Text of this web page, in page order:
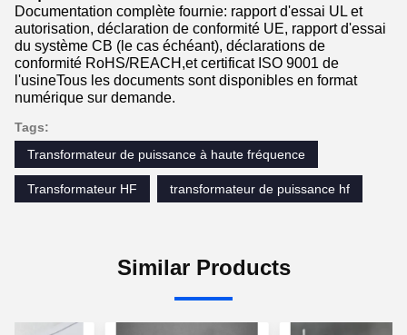
Documentation complète fournie: rapport d'essai UL et
autorisation, déclaration de conformité UE, rapport d'essai
du système CB (le cas échéant), déclarations de
conformité RoHS/REACH,et certificat ISO 9001 de
l'usineTous les documents sont disponibles en format
numérique sur demande.
Tags:
Transformateur de puissance à haute fréquence
Transformateur HF transformateur de puissance hf
Similar Products